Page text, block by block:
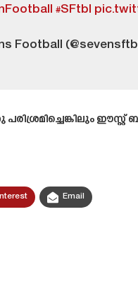
#SFtbl
Football
Email